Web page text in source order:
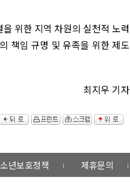
위한 지역 차원의 실천적 노력
책임 규명 및 유족을 위한 제도
최지우 기자
년보호정책 제휴문의